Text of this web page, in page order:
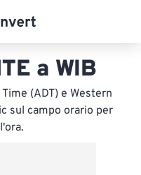
a WIB
(ADT) e Western
sul campo orario per